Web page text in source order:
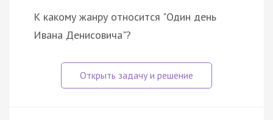
К какому жанру относится "Один день
Ивана Денисовича"?